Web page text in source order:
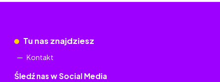
Tu nas znajdziesz
Kontakt
Śledź nas w Social Media